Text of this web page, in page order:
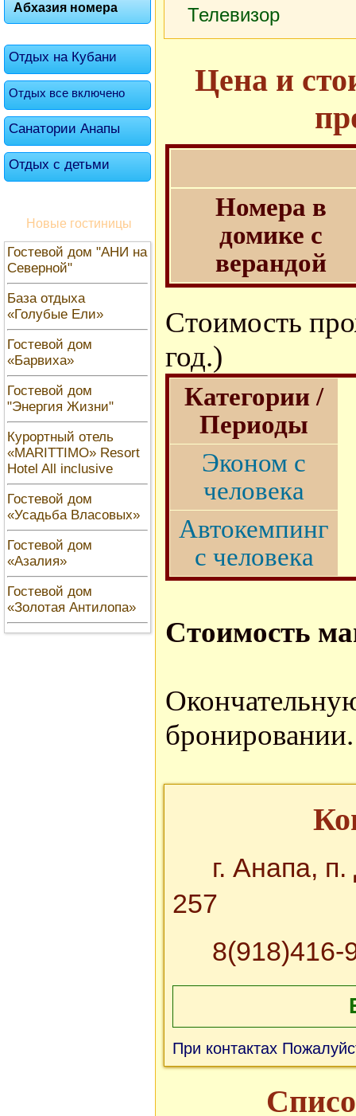
Абхазия номера
Отдых на Кубани
Отдых все включено
Санатории Анапы
Отдых с детьми
Новые гостиницы
Гостевой дом "АНИ на
Северной"
База отдыха
«Голубые Ели»
Гостевой дом
«Барвиха»
Гостевой дом
"Энергия Жизни"
Курортный отель
«MARITTIMO» Resort
Hotel All inclusive
Гостевой дом
«Усадьба Власовых»
Гостевой дом
«Азалия»
Гостевой дом
«Золотая Антилопа»
Телевизор
Цена и
Номера в
домике с
верандой
Стоимость
год.)
Категории /
Периоды
Эконом с
человека
Автокемпинг
с человека
Стоимость
бронировании.
г. Анапа,
257
При контактах